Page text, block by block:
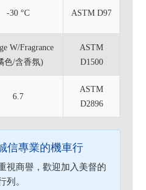
-30 °C ASTM D97
W/Fragrance
色/含香氛)
ASTM
D1500
6.7
ASTM
D2896
信專業的機車行
視商譽，歡迎加入美督的
列。